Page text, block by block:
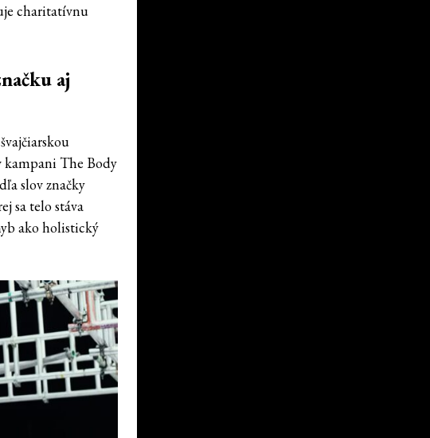
charitatívnu
aj
kampani The Body
slov značky
sa telo stáva
ako holistický